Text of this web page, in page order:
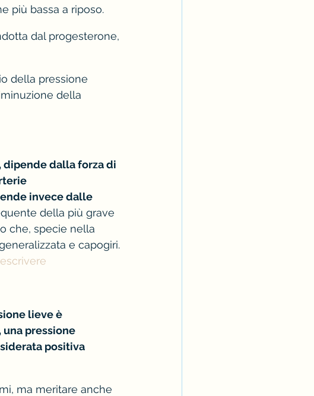
più bassa a riposo.
dal progesterone,
della pressione
della
dipende dalla forza di
invece dalle
della più grave
che, specie nella
e capogiri.
lieve è
pressione
positiva
ma meritare anche